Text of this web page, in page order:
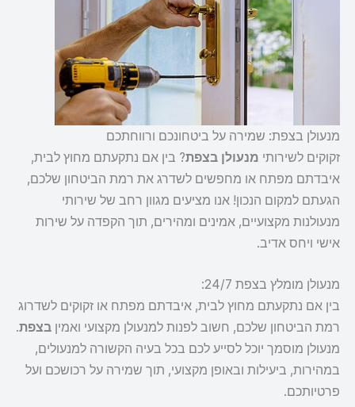
מנעולן בצפת: שמירה על ביטחונכם ורווחתכם
זקוקים לשירותי מנעולן בצפת? בין אם נתקעתם מחוץ לבית,
איבדתם מפתח או מחפשים לשדרג את רמת הביטחון שלכם,
הגעתם למקום הנכון! אנו מציעים מגוון רחב של שירותי
מנעולנות מקצועיים, אמינים ומהירים, תוך הקפדה על שירות
אישי ויחס אדיב.
מנעולן מומלץ בצפת 24/7:
בין אם נתקעתם מחוץ לבית, איבדתם מפתח או זקוקים לשדרוג
רמת הביטחון שלכם, חשוב לפנות למנעולן מקצועי ואמין בצפת.
מנעולן מוסמך יוכל לסייע לכם בכל בעיה הקשורה למנעולים,
במהירות, ביעילות ובאופן מקצועי, תוך שמירה על רכושכם ועל
פרטיותכם.